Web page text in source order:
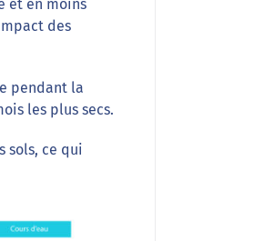
et en moins
des
pendant la
les plus secs.
sols, ce qui